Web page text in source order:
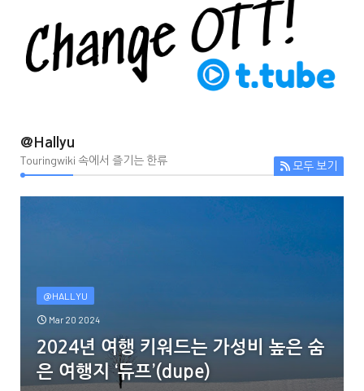
@Hallyu
Touringwiki 속에서 즐기는 한류 모두 보기
@HALLYU
Mar 20 2024
2024년 여행 키워드는 가성비 높은 숨
은 여행지 ‘듀프’(dupe)